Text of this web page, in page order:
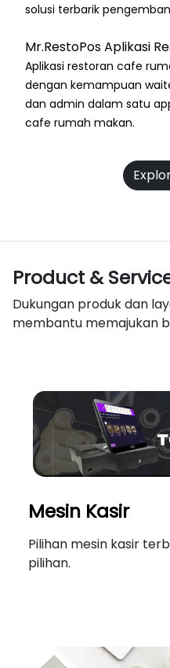
solusi terbarik
Mr.RestoPos Aplikasi
Aplikasi restoran cafe
dengan kemampuan
dan admin dalam satu
cafe rumah makan.
Product &
Dukungan produk dan
membantu memajukan
Mesin Kasir
Pilihan mesin kasir
pilihan.